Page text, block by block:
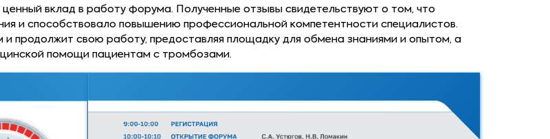
вклад в работу форума. Полученные отзывы свидетельствуют о том, что
и способствовало повышению профессиональной компетентности специалистов.
продолжит свою работу, предоставляя площадку для обмена знаниями и опытом, а
помощи пациентам с тромбозами.